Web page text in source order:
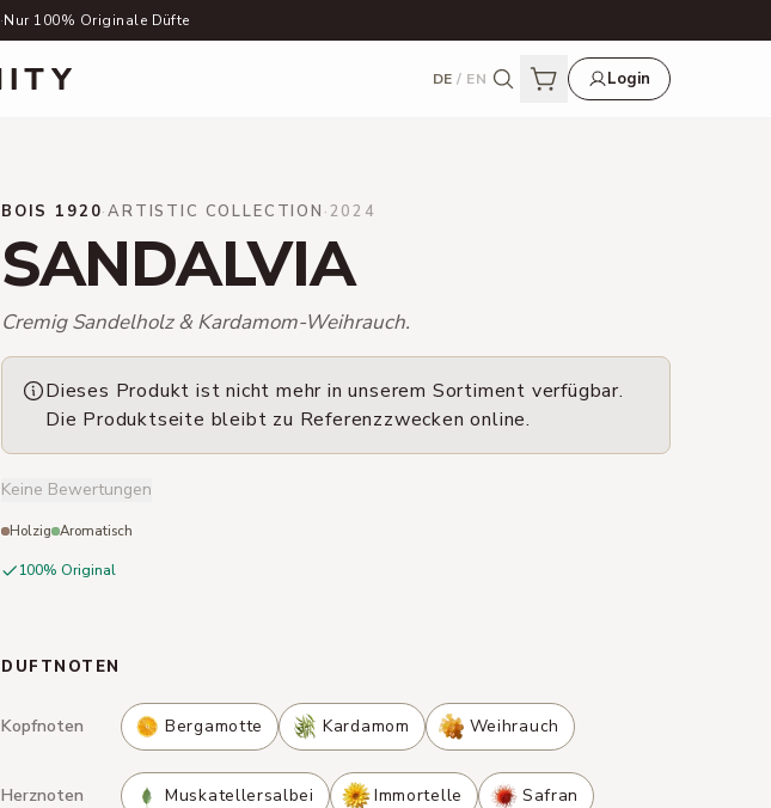
·Nur 100% Originale Düfte
DE / EN Login
BOIS 1920·ARTISTIC COLLECTION ·2024
SANDALVIA
Cremig Sandelholz & Kardamom-Weihrauch.
Dieses Produkt ist nicht mehr in unserem Sortiment verfügbar.
Die Produktseite bleibt zu Referenzzwecken online.
Keine Bewertungen
Holzig Aromatisch
100% Original
DUFTNOTEN
Kopfnoten Bergamotte Kardamom Weihrauch
Herznoten Muskatellersalbei Immortelle Safran